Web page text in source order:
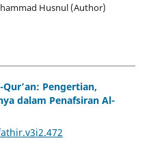
Husnul (Author)
Pengertian,
dalam Penafsiran Al-